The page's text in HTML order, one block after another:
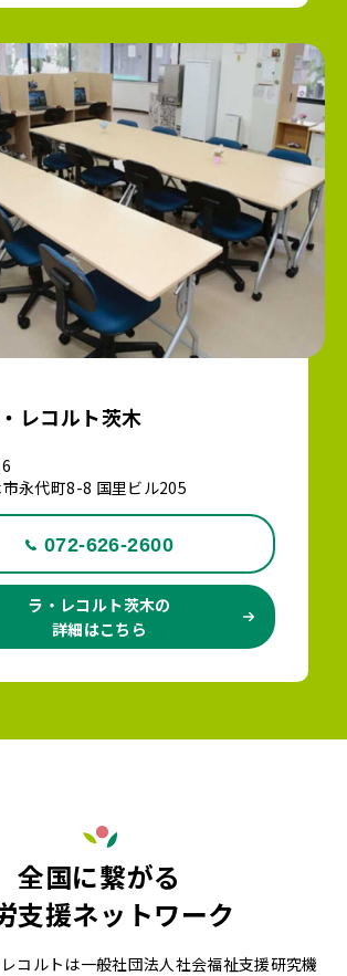
レコルト茨木
永代町8-8 国里ビル205
072-626-2600
ラ・レコルト茨木の
詳細はこちら
全国に繋がる
支援ネットワーク
コルトは一般社団法人社会福祉支援研究機